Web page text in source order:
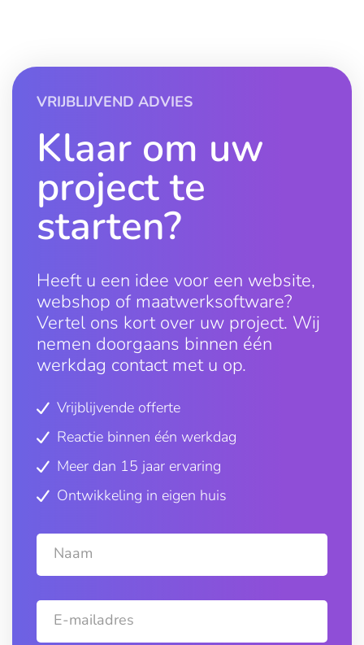
VRIJBLIJVEND ADVIES
Klaar om uw
project te
starten?
Heeft u een idee voor een website,
webshop of maatwerksoftware?
Vertel ons kort over uw project. Wij
nemen doorgaans binnen één
werkdag contact met u op.
Vrijblijvende offerte
Reactie binnen één werkdag
Meer dan 15 jaar ervaring
Ontwikkeling in eigen huis
Naam
E-mailadres